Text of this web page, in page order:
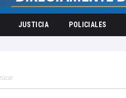
JUSTICIA POLICIALES